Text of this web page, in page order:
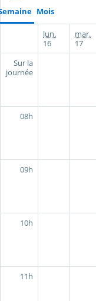
Mois
lun.
16
mar.
17
Sur la
journée
08h
09h
10h
11h